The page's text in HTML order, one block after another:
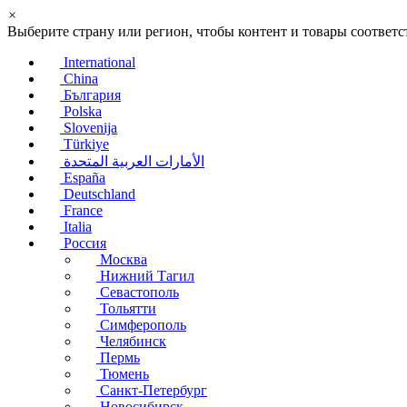
×
Выберите страну или регион, чтобы контент и товары
International
China
България
Polska
Slovenija
Türkiye
الأمارات العربية المتحدة
España
Deutschland
France
Italia
Россия
Москва
Нижний Тагил
Севастополь
Тольятти
Симферополь
Челябинск
Пермь
Тюмень
Санкт-Петербург